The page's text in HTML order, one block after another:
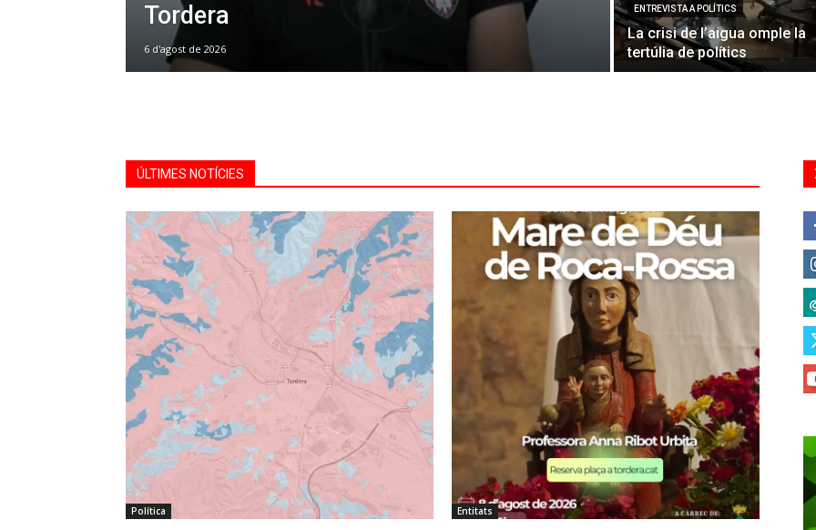
Tordera
6 d'agost de 2026
ENTREVISTA A POLÍTICS
La crisi de l’aigua omple la
tertúlia de polítics
ÚLTIMES NOTÍCIES
Política Entitats